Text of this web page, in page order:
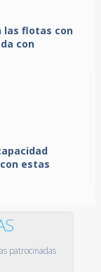
las flotas con
con
estas
patrocinadas